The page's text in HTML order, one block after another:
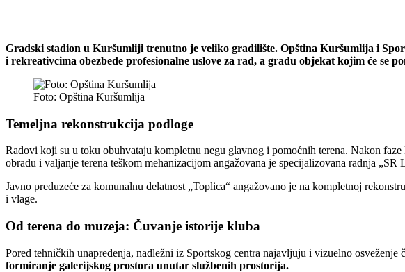
Gradski stadion u Kuršumliji trenutno je veliko gradilište. Opština Kuršumlija i
i rekreativcima obezbede profesionalne uslove za rad, a gradu objekat kojim će se
Foto: Opština Kuršumlija
Temeljna rekonstrukcija podloge
Radovi koji su u toku obuhvataju kompletnu negu glavnog i pomoćnih terena. Nakon
obradu i valjanje terena teškom mehanizacijom angažovana je specijalizovana radnja
Javno preduzeće za komunalnu delatnost „Toplica“ angažovano je na kompletnoj
i vlage.
Od terena do muzeja: Čuvanje istorije kluba
Pored tehničkih unapređenja, nadležni iz Sportskog centra najavljuju i vizuelno
formiranje galerijskog prostora unutar službenih prostorija.